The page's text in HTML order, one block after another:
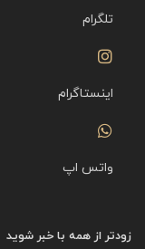
تلگرام
اینستاگرام
واتس اپ
زودتر از همه با خبر شوید